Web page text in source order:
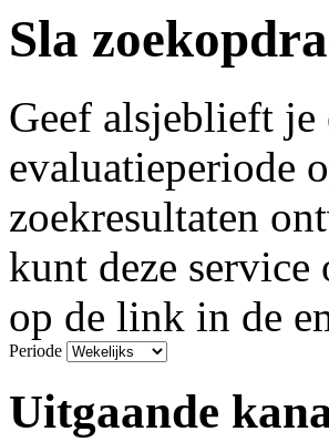
Sla
Geef alsjeblieft je
evaluatieperiode
zoekresultaten
kunt deze service
op de link in de
Periode
Uitgaande